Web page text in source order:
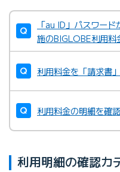
「au ID」パスワー
施のBIGLOBE利用料
利用料金を「請求書
利用料金の明細を確
利用明細の確認カ